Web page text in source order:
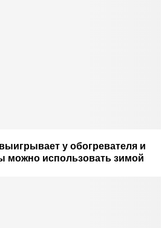
у обогревателя и
можно использовать зимой